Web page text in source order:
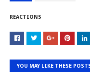
REACTIONS
YOU MAY LIKE THESE